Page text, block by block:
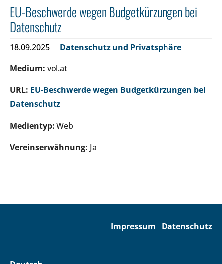
EU-Beschwerde wegen Budgetkürzungen bei
Datenschutz
18.09.2025
Datenschutz und Privatsphäre
Medium: vol.at
URL: EU-Beschwerde wegen Budgetkürzungen bei
Datenschutz
Medientyp: Web
Vereinserwähnung: Ja
Impressum Datenschutz